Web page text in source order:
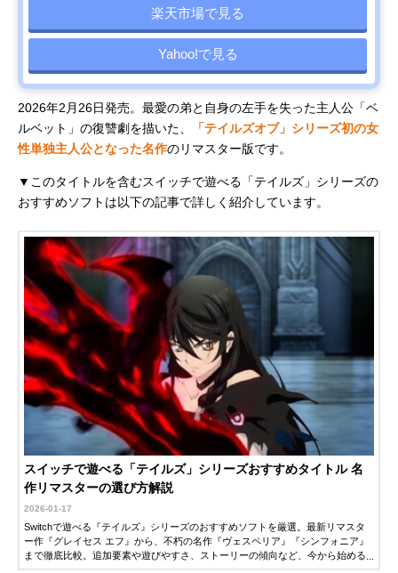
楽天市場で見る
Yahoo!で見る
2026年2月26日発売。最愛の弟と自身の左手を失った主人公「ベ
ルベット」の復讐劇を描いた、
「テイルズオブ」シリーズ初の女
性単独主人公となった名作のリマスター版です。
▼このタイトルを含むスイッチで遊べる「テイルズ」シリーズの
おすすめソフトは以下の記事で詳しく紹介しています。
スイッチで遊べる「テイルズ」シリーズおすすめタイトル 名
作リマスターの選び方解説
2026-01-17
Switchで遊べる『テイルズ』シリーズのおすすめソフトを厳選。最新リマスタ
ー作『グレイセス エフ』から、不朽の名作『ヴェスペリア』『シンフォニア』
まで徹底比較。追加要素や遊びやすさ、ストーリーの傾向など、今から始める